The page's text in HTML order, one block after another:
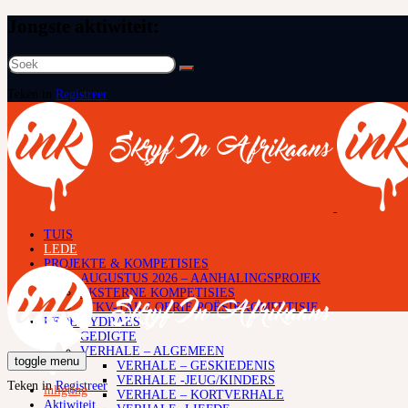
Soek
na:
Registreer
TUIS
LEDE
PROJEKTE & KOMPETISIES
AUGUSTUS 2026 – AANHALINGSPROJEK
EKSTERNE KOMPETISIES
ATKV-TAK LOERIE POËSIEKOMPETISIE
LEDE BYDRAES
GEDIGTE
VERHALE – ALGEMEEN
VERHALE – GESKIEDENIS
VERHALE -JEUG/KINDERS
VERHALE – KORTVERHALE
Teken in Registreer
toggle menu
inligting
Aktiwiteit